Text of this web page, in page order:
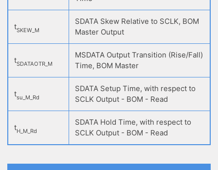
tSKEW_M
SDATA Skew Relative to SCLK, BOM
Master Output
tSDATAOTR_M
MSDATA Output Transition (Rise/Fall)
Time, BOM Master
tsu_M_Rd
SDATA Setup Time, with respect to
SCLK Output - BOM - Read
tH_M_Rd
SDATA Hold Time, with respect to
SCLK Output - BOM - Read